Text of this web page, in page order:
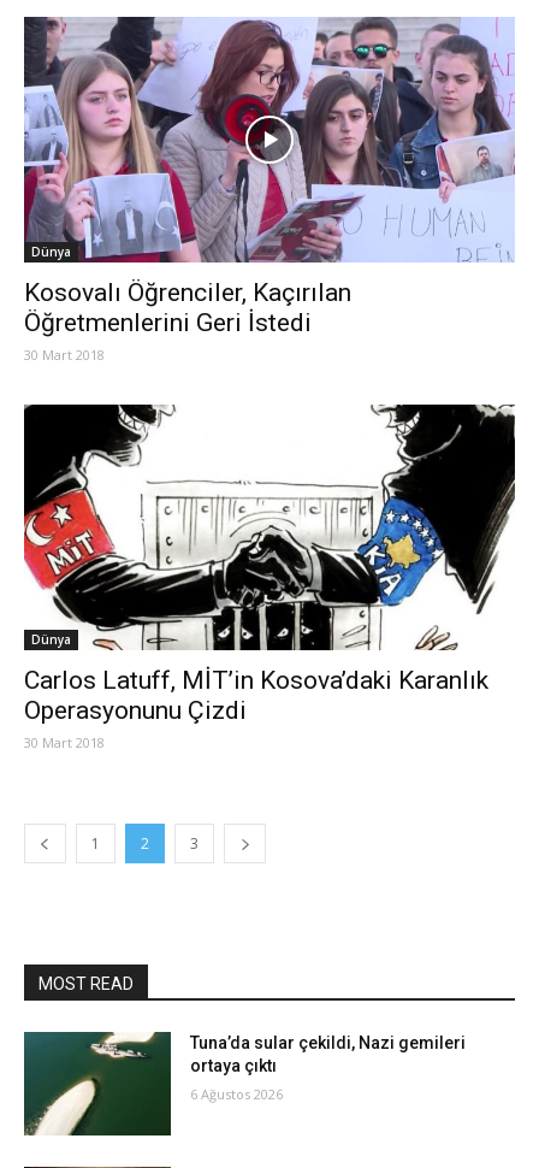
Dünya
Kosovalı Öğrenciler, Kaçırılan
Öğretmenlerini Geri İstedi
30 Mart 2018
Dünya
Carlos Latuff, MİT’in Kosova’daki Karanlık
Operasyonunu Çizdi
30 Mart 2018
1 2 3
MOST READ
Tuna’da sular çekildi, Nazi gemileri
ortaya çıktı
6 Ağustos 2026